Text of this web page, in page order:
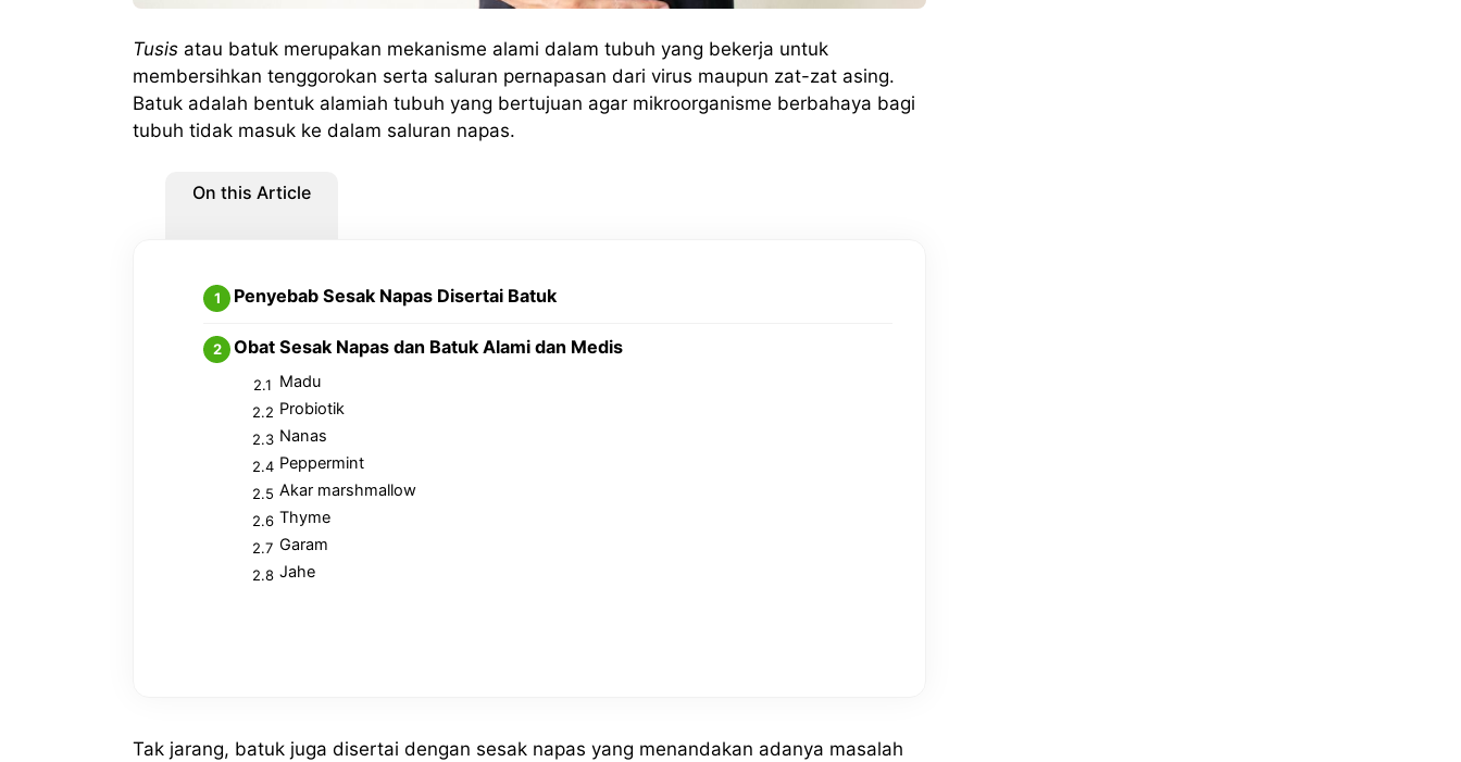
Tusis atau batuk merupakan mekanisme alami dalam tubuh yang bekerja untuk
membersihkan tenggorokan serta saluran pernapasan dari virus maupun zat-zat asing.
Batuk adalah bentuk alamiah tubuh yang bertujuan agar mikroorganisme berbahaya bagi
tubuh tidak masuk ke dalam saluran napas.
On this Article
Penyebab Sesak Napas Disertai Batuk
Obat Sesak Napas dan Batuk Alami dan Medis
Madu
Probiotik
Nanas
Peppermint
Akar marshmallow
Thyme
Garam
Jahe
Tak jarang, batuk juga disertai dengan sesak napas yang menandakan adanya masalah